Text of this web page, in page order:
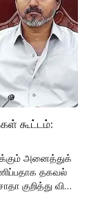
கூட்டம்:
அனைத்துக்
தகவல்
குறித்து விவா​